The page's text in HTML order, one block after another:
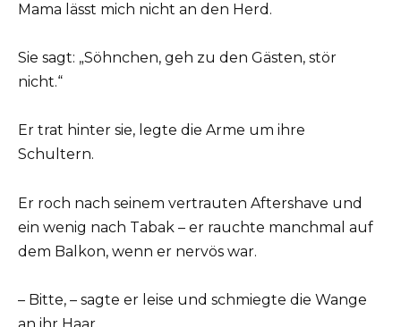
Mama lässt mich nicht an den Herd.
Sie sagt: „Söhnchen, geh zu den Gästen, stör
nicht.“
Er trat hinter sie, legte die Arme um ihre
Schultern.
Er roch nach seinem vertrauten Aftershave und
ein wenig nach Tabak – er rauchte manchmal auf
dem Balkon, wenn er nervös war.
– Bitte, – sagte er leise und schmiegte die Wange